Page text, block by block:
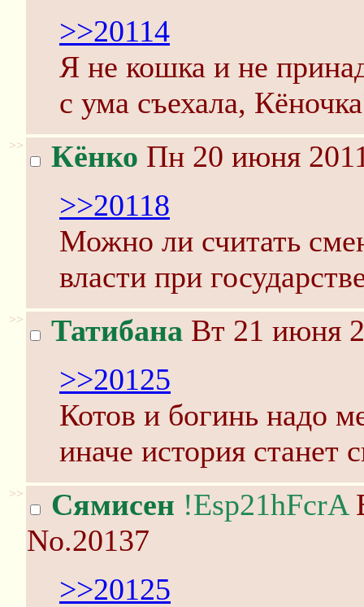
>>20114
Я не кошка и не
с ума съехала,
>> Кёнко Пн 20 июня
>>20118
Можно ли считать
власти при
>> Татибана Вт 21 июня
>>20125
Котов и богинь надо
иначе история станет
>> Сямисен !Esp21hFcrA
No.20137
>>20125